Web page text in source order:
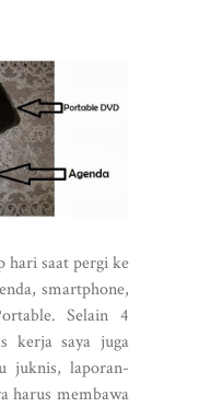
hari saat pergi ke
smartphone,
Selain 4
kerja saya juga
juknis, laporan-
harus membawa